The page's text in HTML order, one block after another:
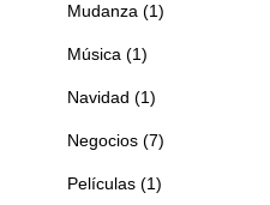
Mudanza (1)
Música (1)
Navidad (1)
Negocios(7)
Películas(1)